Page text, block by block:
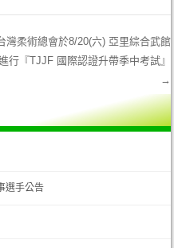
灣柔術總會於8/20(六) 亞里綜合武館
行『TJJF 國際認證升帶季中考試』
→
選手公告